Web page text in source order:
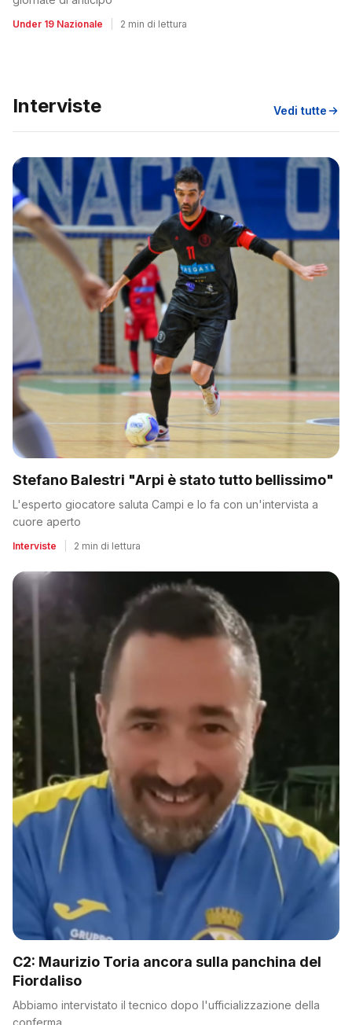
Under 19 Nazionale 2 min di lettura
Interviste Vedi tutte
Stefano Balestri "Arpi è stato tutto bellissimo"
L'esperto giocatore saluta Campi e lo fa con un'intervista a
cuore aperto
Interviste 2 min di lettura
C2: Maurizio Toria ancora sulla panchina del
Fiordaliso
Abbiamo intervistato il tecnico dopo l'ufficializzazione della